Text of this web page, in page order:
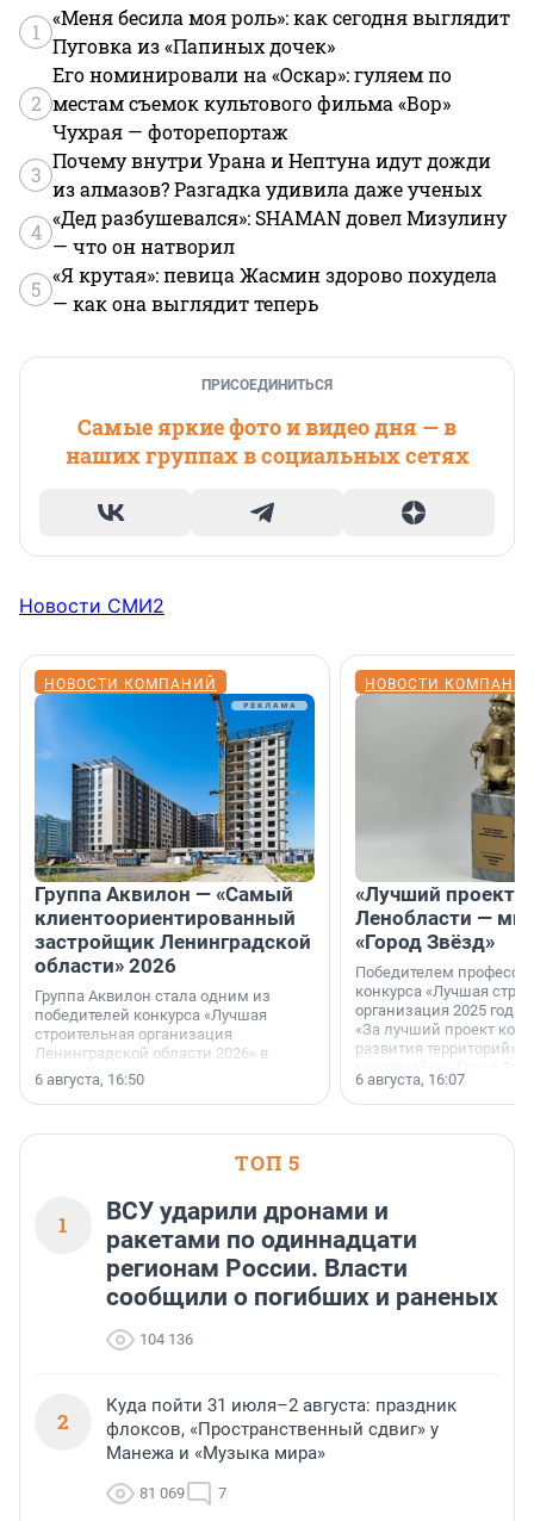
1
«Меня бесила моя роль»: как сегодня выглядит
Пуговка из «Папиных дочек»
2
Его номинировали на «Оскар»: гуляем по
местам съемок культового фильма «Вор»
Чухрая — фоторепортаж
3
Почему внутри Урана и Нептуна идут дожди
из алмазов? Разгадка удивила даже ученых
4
«Дед разбушевался»: SHAMAN довел Мизулину
— что он натворил
5
«Я крутая»: певица Жасмин здорово похудела
— как она выглядит теперь
ПРИСОЕДИНИТЬСЯ
Самые яркие фото и видео дня — в
наших группах в социальных сетях
Новости СМИ2
НОВОСТИ КОМПАНИЙ
Группа Аквилон — «Самый
клиентоориентированный
застройщик Ленинградской
области» 2026
Группа Аквилон стала одним из
победителей конкурса «Лучшая
строительная организация
Ленинградской области 2026» в
номинации «Самый
клиентоориентированный
застройщик Ленинградской
области».
6 августа, 16:50
НОВОСТИ
«Лучший проект
Ленобласти —
«Город Звёзд»
Победителем
конкурса «Лучшая
организация 2025
«За лучший проект
развития территорий»
6 августа, 16:07
ТОП 5
1
ВСУ ударили дронами и
ракетами по одиннадцати
регионам России. Власти
сообщили о погибших и раненых
104 136
2
Куда пойти 31 июля–2 августа: праздник
флоксов, «Пространственный сдвиг» у
Манежа и «Музыка мира»
81 069 7